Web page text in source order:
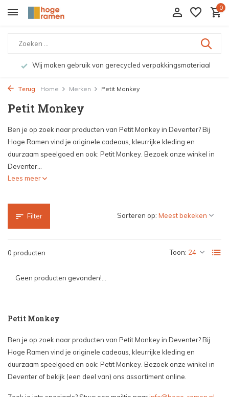
0
Wij maken gebruik van gerecycled verpakkingsmateriaal
Terug Home Merken Petit Monkey
Petit Monkey
Ben je op zoek naar producten van Petit Monkey in Deventer? Bij
Hoge Ramen vind je originele cadeaus, kleurrijke kleding en
duurzaam speelgoed en ook: Petit Monkey. Bezoek onze winkel in
Deventer...
Lees meer
Filter
0 producten Toon:
Sorteren op:
Geen producten gevonden!...
Petit Monkey
Ben je op zoek naar producten van Petit Monkey in Deventer? Bij
Hoge Ramen vind je originele cadeaus, kleurrijke kleding en
duurzaam speelgoed en ook: Petit Monkey. Bezoek onze winkel in
Deventer of bekijk (een deel van) ons assortiment online.